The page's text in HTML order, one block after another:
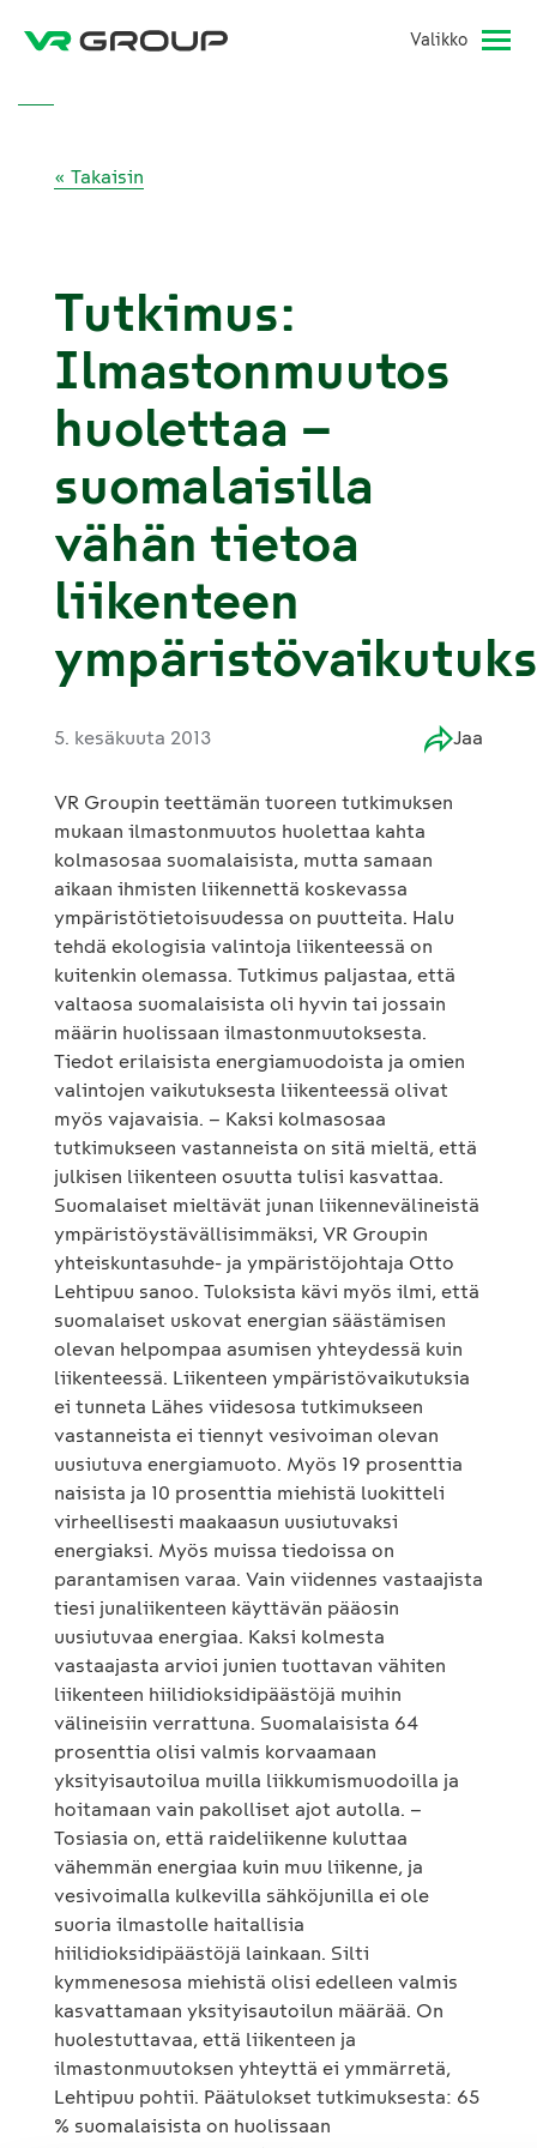
Valikko
« Takaisin
Tutkimus:
Ilmastonmuutos
huolettaa –
suomalaisilla
vähän tietoa
liikenteen
5. kesäkuuta 2013 Jaa
VR Groupin teettämän tuoreen tutkimuksen
mukaan ilmastonmuutos huolettaa kahta
kolmasosaa suomalaisista, mutta samaan
aikaan ihmisten liikennettä koskevassa
ympäristötietoisuudessa on puutteita. Halu
tehdä ekologisia valintoja liikenteessä on
kuitenkin olemassa. Tutkimus paljastaa, että
valtaosa suomalaisista oli hyvin tai jossain
määrin huolissaan ilmastonmuutoksesta.
Tiedot erilaisista energiamuodoista ja omien
valintojen vaikutuksesta liikenteessä olivat
myös vajavaisia. – Kaksi kolmasosaa
tutkimukseen vastanneista on sitä mieltä, että
julkisen liikenteen osuutta tulisi kasvattaa.
Suomalaiset mieltävät junan liikennevälineistä
ympäristöystävällisimmäksi, VR Groupin
yhteiskuntasuhde- ja ympäristöjohtaja Otto
Lehtipuu sanoo. Tuloksista kävi myös ilmi, että
suomalaiset uskovat energian säästämisen
olevan helpompaa asumisen yhteydessä kuin
liikenteessä. Liikenteen ympäristövaikutuksia
ei tunneta Lähes viidesosa tutkimukseen
vastanneista ei tiennyt vesivoiman olevan
uusiutuva energiamuoto. Myös 19 prosenttia
naisista ja 10 prosenttia miehistä luokitteli
virheellisesti maakaasun uusiutuvaksi
energiaksi. Myös muissa tiedoissa on
parantamisen varaa. Vain viidennes vastaajista
tiesi junaliikenteen käyttävän pääosin
uusiutuvaa energiaa. Kaksi kolmesta
vastaajasta arvioi junien tuottavan vähiten
liikenteen hiilidioksidipäästöjä muihin
välineisiin verrattuna. Suomalaisista 64
prosenttia olisi valmis korvaamaan
yksityisautoilua muilla liikkumismuodoilla ja
hoitamaan vain pakolliset ajot autolla. –
Tosiasia on, että raideliikenne kuluttaa
vähemmän energiaa kuin muu liikenne, ja
vesivoimalla kulkevilla sähköjunilla ei ole
suoria ilmastolle haitallisia
hiilidioksidipäästöjä lainkaan. Silti
kymmenesosa miehistä olisi edelleen valmis
kasvattamaan yksityisautoilun määrää. On
huolestuttavaa, että liikenteen ja
ilmastonmuutoksen yhteyttä ei ymmärretä,
Lehtipuu pohtii. Päätulokset tutkimuksesta: 65
% suomalaisista on huolissaan